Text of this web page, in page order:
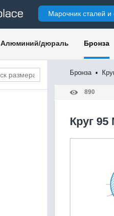
Марочник сталей и
Алюминий/дюраль Бронза
Бронза ▪
890
Круг